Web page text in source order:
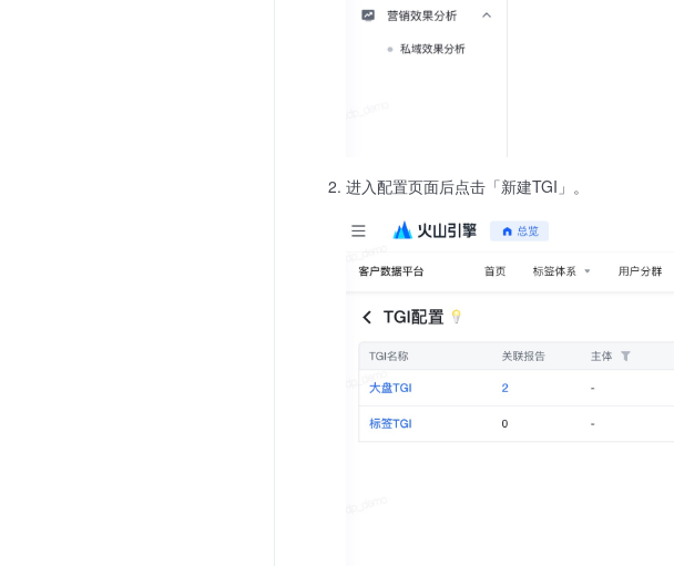
进入配置页面后点击「新建TGI」。